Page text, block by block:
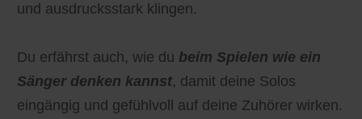
und ausdrucksstark klingen.
Du erfährst auch, wie du beim Spielen wie ein
Sänger denken kannst, damit deine Solos
eingängig und gefühlvoll auf deine Zuhörer wirken.